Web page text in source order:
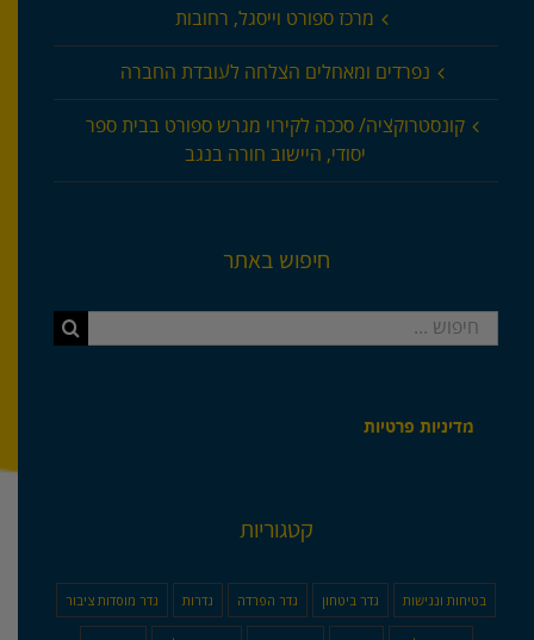
מרכז ספורט וייסגל, רחובות
נפרדים ומאחלים הצלחה לעובדת החברה
קונסטרוקציה/ סככה לקירוי מגרש ספורט בבית ספר
יסודי, היישוב חורה בנגב
חיפוש באתר
חיפוש...
מדיניות פרטיות
קטגוריות
בטיחות ונגישות גדר ביטחון גדר הפרדה גדרות גדר מוסדות ציבור